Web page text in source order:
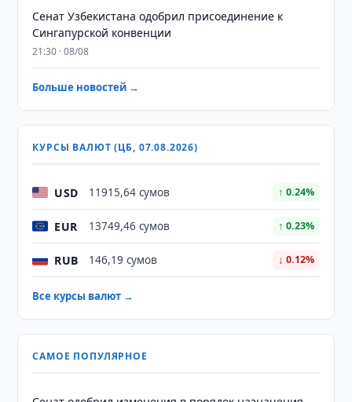
Сенат Узбекистана одобрил присоединение к
Сингапурской конвенции
21:30 · 08/08
Больше новостей →
КУРСЫ ВАЛЮТ (ЦБ, 07.08.2026)
USD 11915,64 сумов ↑ 0.24%
EUR 13749,46 сумов ↑ 0.23%
RUB 146,19 сумов ↓ 0.12%
Все курсы валют →
САМОЕ ПОПУЛЯРНОЕ